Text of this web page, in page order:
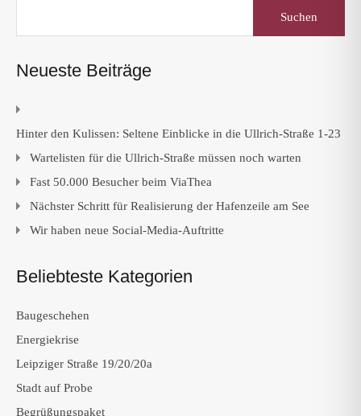
Neueste Beiträge
Hinter den Kulissen: Seltene Einblicke in die Ullrich-Straße 1-23
Wartelisten für die Ullrich-Straße müssen noch warten
Fast 50.000 Besucher beim ViaThea
Nächster Schritt für Realisierung der Hafenzeile am See
Wir haben neue Social-Media-Auftritte
Beliebteste Kategorien
Baugeschehen
Energiekrise
Leipziger Straße 19/20/20a
Stadt auf Probe
Begrüßungspaket